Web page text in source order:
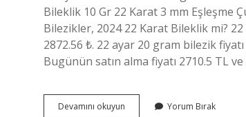
Bileklik 10 Gr 22 Karat 3 mm Eşleşme
Bilezikler, 2024 22 Karat Bileklik mi?
2872.56 ₺. 22 ayar 20 gram bilezik
Bugünün satın alma fiyatı 2710.5 TL
Devamını okuyun Yorum Bırak